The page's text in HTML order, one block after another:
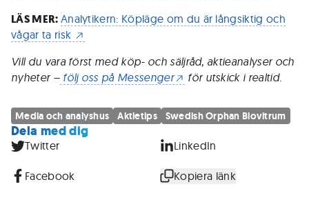
LÄS MER: Analytikern: Köpläge om du är långsiktig och
vågar ta risk
Vill du vara först med köp- och säljråd, aktieanalyser och
nyheter –följ oss på Messenger för utskick i realtid.
Media och analyshus Aktietips Swedish Orphan Biovitrum
Dela med dig
Twitter LinkedIn
Facebook Kopiera länk